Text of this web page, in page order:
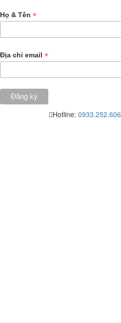
Họ & Tên *
Địa chỉ email *
Hotline: 0933.252.606